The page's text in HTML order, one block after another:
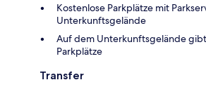
Kostenlose Parkplätze mit
Unterkunftsgelände
Auf dem Unterkunftsgelände
Parkplätze
Transfer